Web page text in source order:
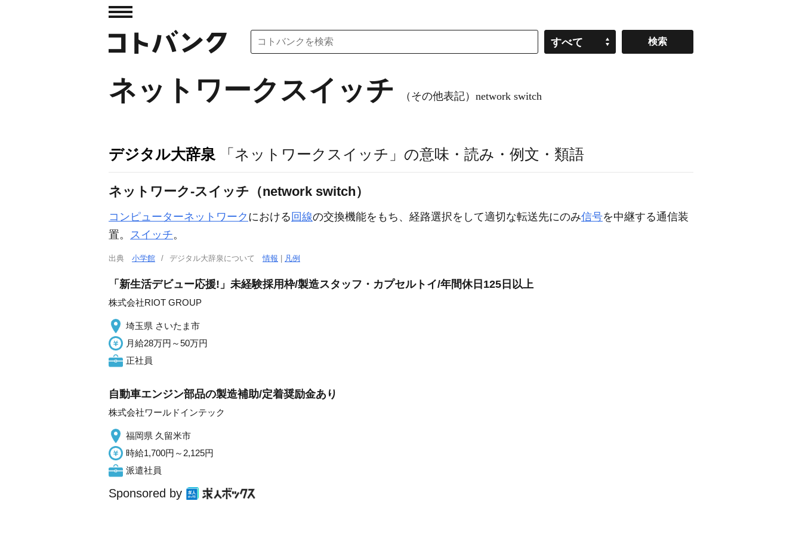
すべて
ネットワークスイッチ （その他表記）network switch
デジタル大辞泉 「ネットワークスイッチ」の意味・読み・例文・類語
ネットワーク‐スイッチ（network switch）
コンピューターネットワーク における 回線の交換機能をもち、経路選択をして適切な転送先にのみ信号を中継する通信装
置。 スイッチ。
出典 小学館 デジタル大辞泉について情報 凡例
「新生活デビュー応援!」未経験採用枠/製造スタッフ・カプセルトイ/年間休日125日以上
株式会社RIOT GROUP
埼玉県 さいたま市
月給28万円～50万円
正社員
自動車エンジン部品の製造補助/定着奨励金あり
株式会社ワールドインテック
福岡県 久留米市
時給1,700円～2,125円
派遣社員
Sponsored by